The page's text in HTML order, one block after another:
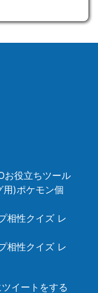
役立ちツール
用)ポケモン個
相性クイズ レ
相性クイズ レ
イートをする